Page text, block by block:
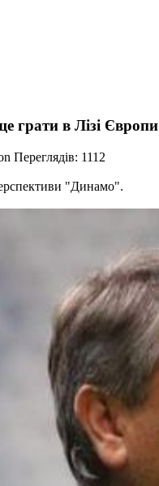
грати в Лізі Європи
Переглядів: 1112
"Динамо".